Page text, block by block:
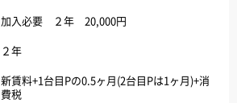
加入必要 ２年 20,000円
２年
新賃料+1台目Pの0.5ヶ月(2台目Pは1ヶ月)+消
費税